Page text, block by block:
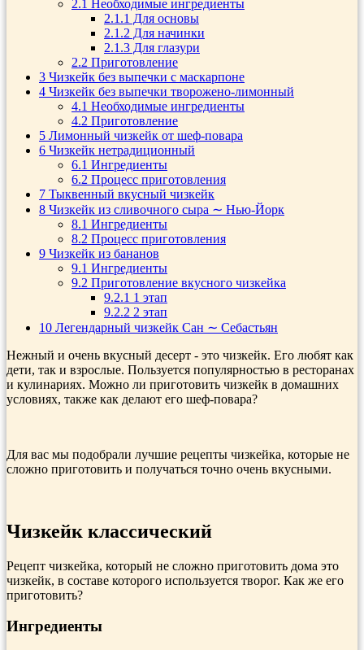
2.1 Необходимые ингредиенты
2.1.1 Для основы
2.1.2 Для начинки
2.1.3 Для глазури
2.2 Приготовление
3 Чизкейк без выпечки с маскарпоне
4 Чизкейк без выпечки творожено-лимонный
4.1 Необходимые ингредиенты
4.2 Приготовление
5 Лимонный чизкейк от шеф-повара
6 Чизкейк нетрадиционный
6.1 Ингредиенты
6.2 Процесс приготовления
7 Тыквенный вкусный чизкейк
8 Чизкейк из сливочного сыра ∼ Нью-Йорк
8.1 Ингредиенты
8.2 Процесс приготовления
9 Чизкейк из бананов
9.1 Ингредиенты
9.2 Приготовление вкусного чизкейка
9.2.1 1 этап
9.2.2 2 этап
10 Легендарный чизкейк Сан ∼ Себастьян
Нежный и очень вкусный десерт - это чизкейк. Его любят как
дети, так и взрослые. Пользуется популярностью в ресторанах
и кулинариях. Можно ли приготовить чизкейк в домашних
условиях, также как делают его шеф-повара?
Для вас мы подобрали лучшие рецепты чизкейка, которые не
сложно приготовить и получаться точно очень вкусными.
Чизкейк классический
Рецепт чизкейка, который не сложно приготовить дома это
чизкейк, в составе которого используется творог. Как же его
приготовить?
Ингредиенты